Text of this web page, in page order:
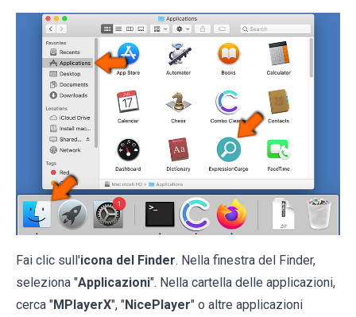
Fai clic sull'icona del Finder. Nella finestra del Finder,
seleziona "Applicazioni". Nella cartella delle applicazioni,
cerca "MPlayerX", "NicePlayer" o altre applicazioni